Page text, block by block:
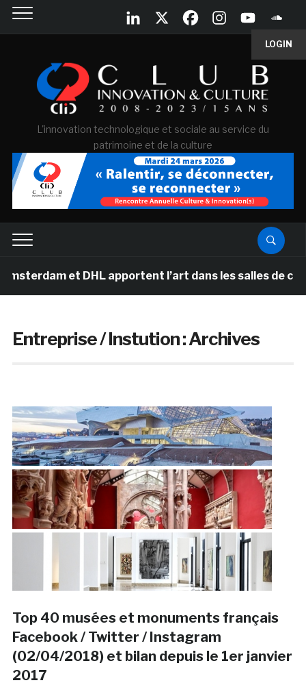
LOGIN
L'innovation technologique et sociale au service du
patrimoine et de la culture
et DHL apportent l’art dans les salles de classe des
Entreprise / Instution :Archives
Top 40 musées et monuments français
Facebook / Twitter / Instagram
(02/04/2018) et bilan depuis le 1er janvier
2017